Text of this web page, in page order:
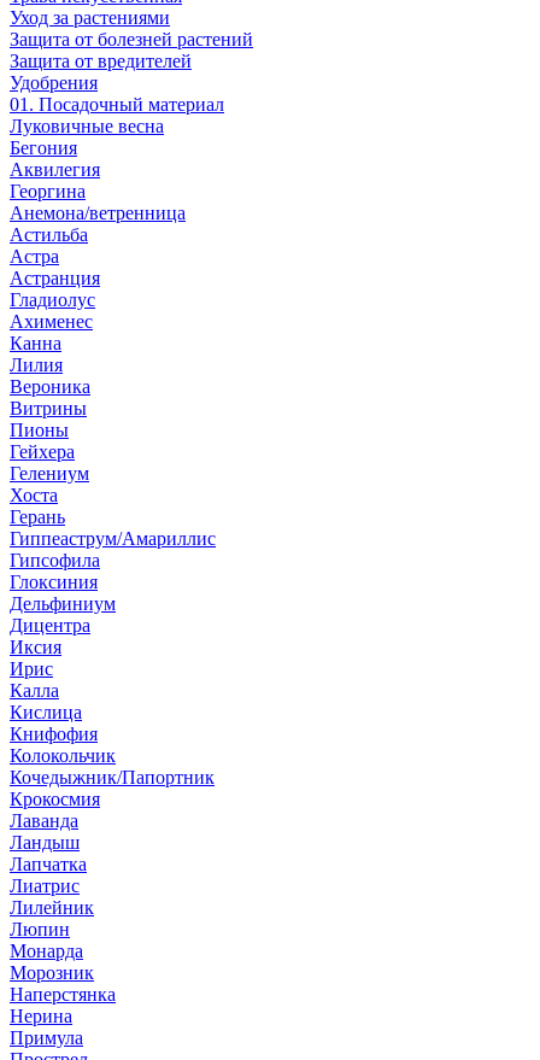
Уход за растениями
Защита от болезней растений
Защита от вредителей
Удобрения
01. Посадочный материал
Луковичные весна
Бегония
Аквилегия
Георгина
Анемона/ветренница
Астильба
Астра
Астранция
Гладиолус
Ахименес
Канна
Лилия
Вероника
Витрины
Пионы
Гейхера
Гелениум
Хоста
Герань
Гиппеаструм/Амариллис
Гипсофила
Глоксиния
Дельфиниум
Дицентра
Иксия
Ирис
Калла
Кислица
Книфофия
Колокольчик
Кочедыжник/Папортник
Крокосмия
Лаванда
Ландыш
Лапчатка
Лиатрис
Лилейник
Люпин
Монарда
Морозник
Наперстянка
Нерина
Примула